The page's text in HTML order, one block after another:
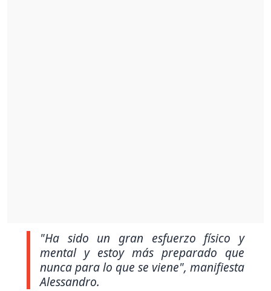
"Ha sido un gran esfuerzo físico y
mental y estoy más preparado que
nunca para lo que se viene", manifiesta
Alessandro.